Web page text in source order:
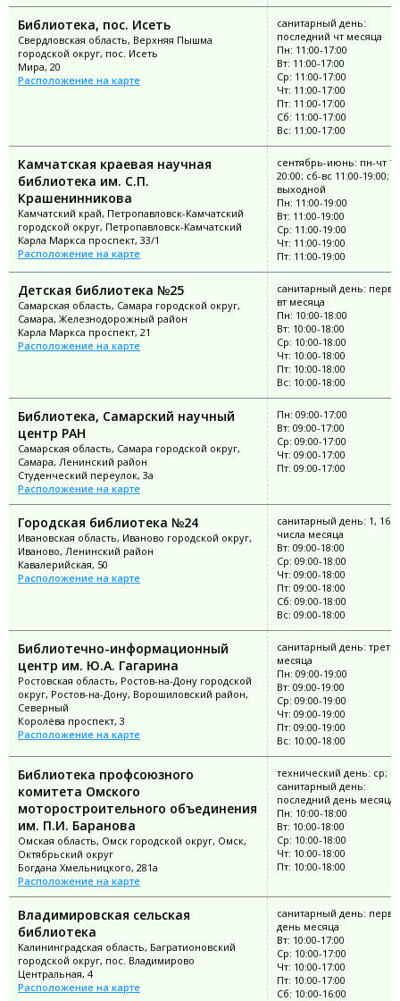
Библиотека, пос. Исеть
Свердловская область, Верхняя Пышма
городской округ, пос. Исеть
Мира, 20
Расположение на карте
санитарный день:
последний чт месяца
Пн: 11:00-17:00
Вт: 11:00-17:00
Ср: 11:00-17:00
Чт: 11:00-17:00
Пт: 11:00-17:00
Сб: 11:00-17:00
Вс: 11:00-17:00
Камчатская краевая научная
библиотека им. С.П.
Крашенинникова
Камчатский край, Петропавловск-Камчатский
городской округ, Петропавловск-Камчатский
Карла Маркса проспект, 33/1
Расположение на карте
сентябрь-июнь: пн-чт
20:00; сб-вс 11:00-19:00;
выходной
Пн: 11:00-19:00
Вт: 11:00-19:00
Ср: 11:00-19:00
Чт: 11:00-19:00
Пт: 11:00-19:00
Детская библиотека №25
Самарская область, Самара городской округ,
Самара, Железнодорожный район
Карла Маркса проспект, 21
Расположение на карте
санитарный день:
вт месяца
Пн: 10:00-18:00
Вт: 10:00-18:00
Ср: 10:00-18:00
Чт: 10:00-18:00
Пт: 10:00-18:00
Вс: 10:00-18:00
Библиотека, Самарский научный
центр РАН
Самарская область, Самара городской округ,
Самара, Ленинский район
Студенческий переулок, 3а
Расположение на карте
Пн: 09:00-17:00
Вт: 09:00-17:00
Ср: 09:00-17:00
Чт: 09:00-17:00
Пт: 09:00-17:00
Городская библиотека №24
Ивановская область, Иваново городской округ,
Иваново, Ленинский район
Кавалерийская, 50
Расположение на карте
санитарный день: 1, 16
числа месяца
Вт: 09:00-18:00
Ср: 09:00-18:00
Чт: 09:00-18:00
Пт: 09:00-18:00
Сб: 09:00-18:00
Вс: 09:00-18:00
Библиотечно-информационный
центр им. Ю.А. Гагарина
Ростовская область, Ростов-на-Дону городской
округ, Ростов-на-Дону, Ворошиловский район,
Северный
Королёва проспект, 3
Расположение на карте
санитарный день:
месяца
Пн: 09:00-19:00
Вт: 09:00-19:00
Ср: 09:00-19:00
Чт: 09:00-19:00
Пт: 09:00-19:00
Вс: 10:00-18:00
Библиотека профсоюзного
комитета Омского
моторостроительного объединения
им. П.И. Баранова
Омская область, Омск городской округ, Омск,
Октябрьский округ
Богдана Хмельницкого, 281а
Расположение на карте
технический день: ср;
санитарный день:
последний день месяца
Пн: 10:00-18:00
Вт: 10:00-18:00
Ср: 10:00-18:00
Чт: 10:00-18:00
Пт: 10:00-18:00
Владимировская сельская
библиотека
Калининградская область, Багратионовский
городской округ, пос. Владимирово
Центральная, 4
Расположение на карте
санитарный день:
день месяца
Вт: 10:00-17:00
Ср: 10:00-17:00
Чт: 10:00-17:00
Пт: 10:00-17:00
Сб: 10:00-16:00